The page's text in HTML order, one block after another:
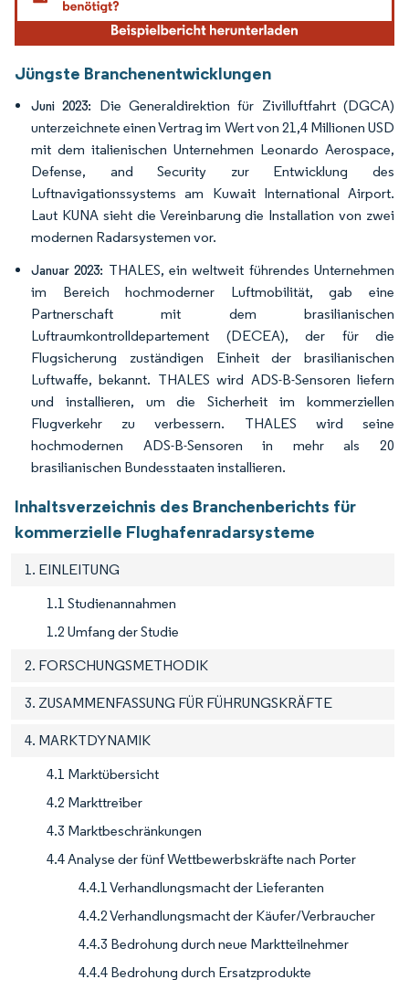
Jüngste Branchenentwicklungen
Juni 2023:
Die Generaldirektion für Zivilluftfahrt (DGCA)
unterzeichnete einen Vertrag im Wert von 21,4 Millionen USD
mit dem italienischen Unternehmen Leonardo Aerospace,
Defense, and Security zur Entwicklung des
Luftnavigationssystems am Kuwait International Airport.
Laut KUNA sieht die Vereinbarung die Installation von zwei
modernen Radarsystemen vor.
Januar 2023: THALES, ein weltweit führendes Unternehmen
im Bereich hochmoderner Luftmobilität, gab eine
Partnerschaft mit dem brasilianischen
Luftraumkontrolldepartement (DECEA), der für die
Flugsicherung zuständigen Einheit der brasilianischen
Luftwaffe, bekannt. THALES wird ADS-B-Sensoren liefern
und installieren, um die Sicherheit im kommerziellen
Flugverkehr zu verbessern. THALES wird seine
hochmodernen ADS-B-Sensoren in mehr als 20
brasilianischen Bundesstaaten installieren.
Inhaltsverzeichnis des Branchenberichts für
kommerzielle Flughafenradarsysteme
1. EINLEITUNG
1.1 Studienannahmen
1.2 Umfang der Studie
2. FORSCHUNGSMETHODIK
3. ZUSAMMENFASSUNG FÜR FÜHRUNGSKRÄFTE
4. MARKTDYNAMIK
4.1 Marktübersicht
4.2 Markttreiber
4.3 Marktbeschränkungen
4.4 Analyse der fünf Wettbewerbskräfte nach Porter
4.4.1 Verhandlungsmacht der Lieferanten
4.4.2 Verhandlungsmacht der Käufer/Verbraucher
4.4.3 Bedrohung durch neue Marktteilnehmer
4.4.4 Bedrohung durch Ersatzprodukte